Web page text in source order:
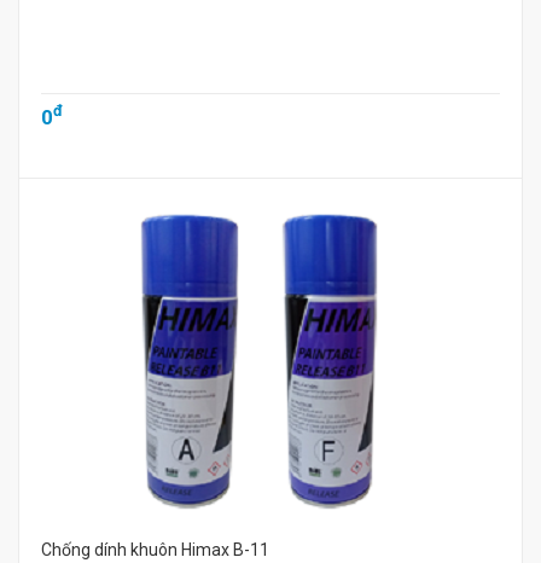
0đ
Chống dính khuôn Himax B-11